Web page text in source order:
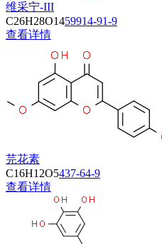
维采宁-III
C26H28O1459914-91-9
查看详情
芫花素
C16H12O5437-64-9
查看详情